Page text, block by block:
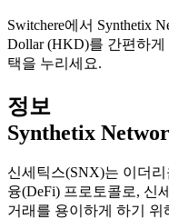
Switchere에서 Synthetix
Dollar (HKD)를 간편하
택을 누리세요.
정보
Synthetix
신세틱스(SNX)는 이더
융(DeFi) 프로토콜로, 신
거래를 용이하게 하기